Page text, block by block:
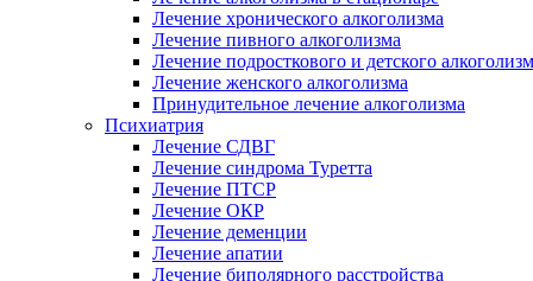
Лечение хронического алкоголизма
Лечение пивного алкоголизма
Лечение подросткового и детского
Лечение женского алкоголизма
Принудительное лечение алкоголизма
Психиатрия
Лечение СДВГ
Лечение синдрома Туретта
Лечение ПТСР
Лечение ОКР
Лечение деменции
Лечение апатии
Лечение биполярного расстройства